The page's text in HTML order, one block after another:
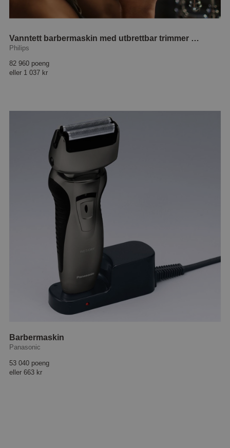
Vanntett barbermaskin med utbrettbar trimmer X3052/00
Philips
82 960 poeng
eller 1 037 kr
Barbermaskin
Panasonic
53 040 poeng
eller 663 kr